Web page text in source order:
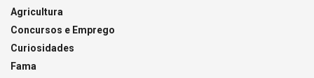
Agricultura
Concursos e Emprego
Curiosidades
Fama